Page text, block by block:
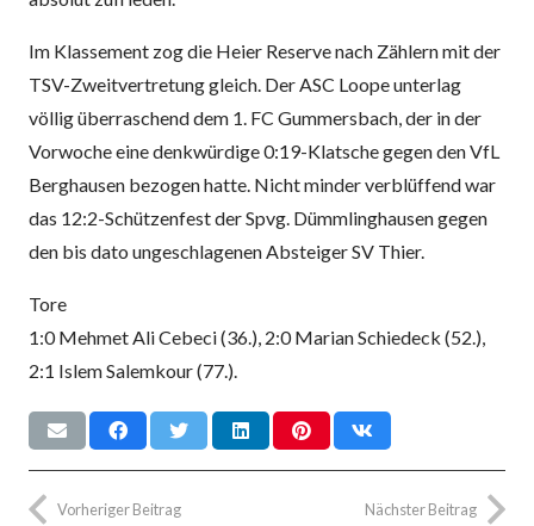
Im Klassement zog die Heier Reserve nach Zählern mit der
TSV-Zweitvertretung gleich. Der ASC Loope unterlag
völlig überraschend dem 1. FC Gummersbach, der in der
Vorwoche eine denkwürdige 0:19-Klatsche gegen den VfL
Berghausen bezogen hatte. Nicht minder verblüffend war
das 12:2-Schützenfest der Spvg. Dümmlinghausen gegen
den bis dato ungeschlagenen Absteiger SV Thier.
Tore
1:0 Mehmet Ali Cebeci (36.), 2:0 Marian Schiedeck (52.),
2:1 Islem Salemkour (77.).
Vorheriger Beitrag Nächster Beitrag